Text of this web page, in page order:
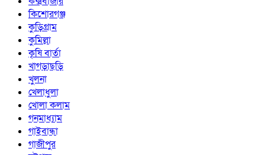
কিশোরগঞ্জ
কুড়িগ্রাম
কুমিল্লা
কৃষি বার্তা
খাগড়াছড়ি
খুলনা
খেলাধুলা
খোলা কলাম
গনমাধ্যাম
গাইবান্ধা
গাজীপুর